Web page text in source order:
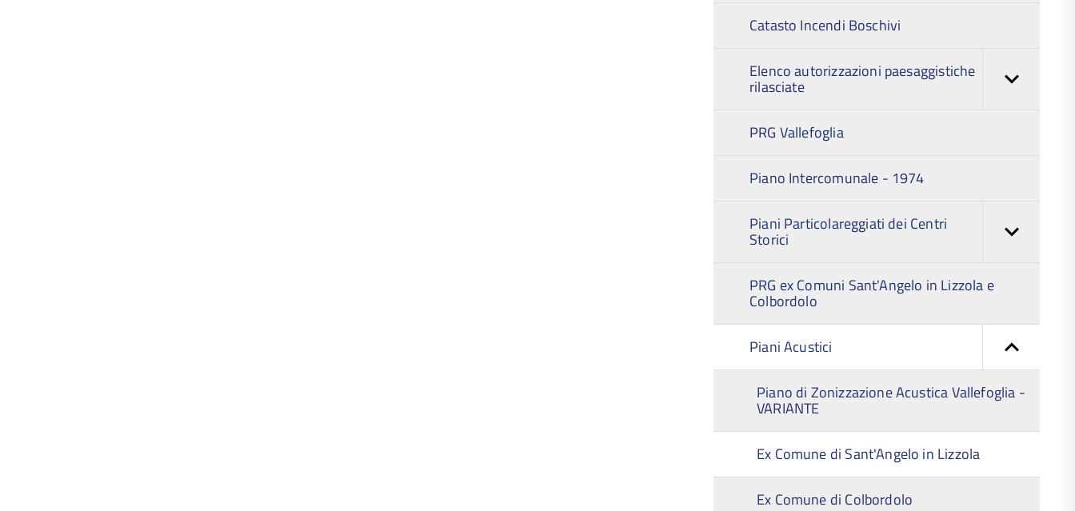
Catasto Incendi Boschivi
Elenco autorizzazioni paesaggistiche
rilasciate
PRG Vallefoglia
Piano Intercomunale - 1974
Piani Particolareggiati dei Centri
Storici
PRG ex Comuni Sant'Angelo in Lizzola e
Colbordolo
Piani Acustici
Piano di Zonizzazione Acustica Vallefoglia -
VARIANTE
Ex Comune di Sant'Angelo in Lizzola
Ex Comune di Colbordolo